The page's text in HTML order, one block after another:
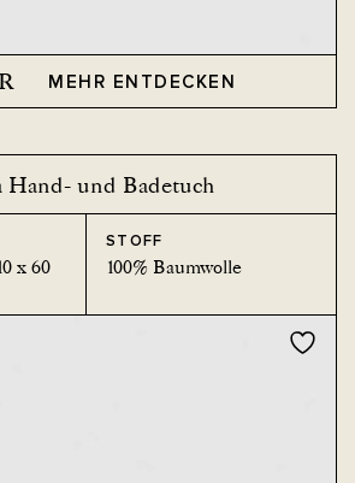
MEHR ENTDECKEN
Hand- und Badetuch
x 60
STOFF
100% Baumwolle